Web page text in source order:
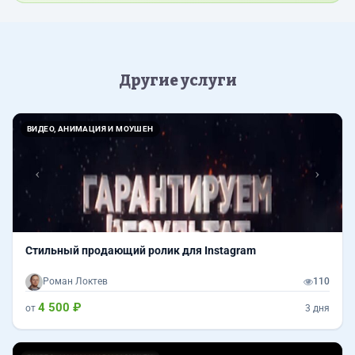
Другие услуги
ВИДЕО, АНИМАЦИЯ И МОУШЕН
Назад
Стильный продающий ролик для Instagram
Роман Локтев 110
от 4 500 ₽ 3 дня